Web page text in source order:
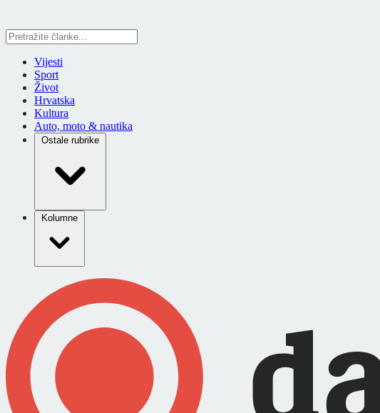
Vijesti
Sport
Život
Hrvatska
Kultura
Auto, moto & nautika
Ostale rubrike
Kolumne